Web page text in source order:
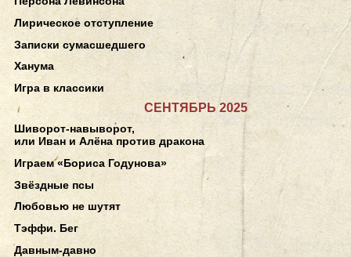
Лирическое отступление
Записки сумасшедшего
Ханума
Игра в классики
СЕНТЯБРЬ 2025
Шиворот-навыворот,
или Иван и Алёна против дракона
Играем «Бориса Годунова»
Звёздные псы
Любовью не шутят
Тэффи. Бег
Давным-давно